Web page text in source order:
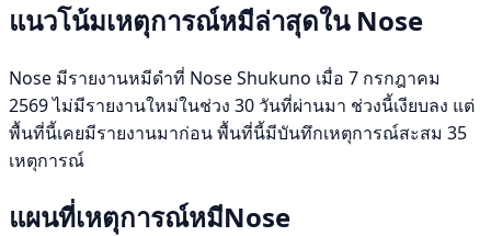
แนวโน้มเหตุการณ์หมีล่าสุดใน Nose
Nose มีรายงานหมีดำที่ Nose Shukuno เมื่อ 7 กรกฎาคม
2569 ไม่มีรายงานใหม่ในช่วง 30 วันที่ผ่านมา ช่วงนี้เงียบลง แต่
พื้นที่นี้เคยมีรายงานมาก่อน พื้นที่นี้มีบันทึกเหตุการณ์สะสม 35
เหตุการณ์
แผนที่เหตุการณ์หมีNose